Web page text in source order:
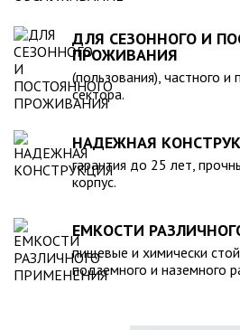
ДЛЯ СЕЗОННОГО И
ПРОЖИВАНИЯ
(пользования), частного и
сектора.
НАДЕЖНАЯ
гарантия до 25 лет,
корпус.
ЕМКОСТИ
пищевые и химически
подземного и наземного